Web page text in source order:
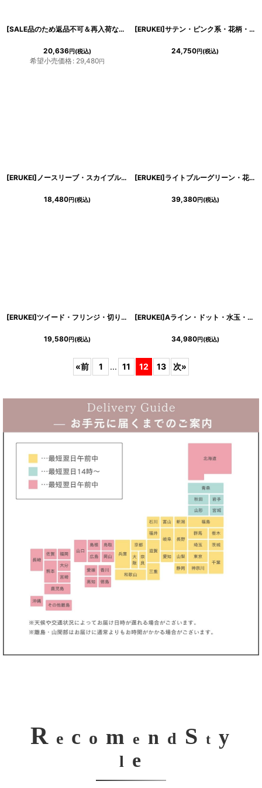
[SALE品のため返品不可＆再入荷なしの現品限り][ERUKEI Settan]フラワー総レース・フロントフリル・デコルテシースルー・オープンショルダー・ミディアムドレス・ワンピース[黒木麗奈着用]《送料＆代引き手数料無料》
20,636円(税込)
希望小売価格: 29,480円
[ERUKEI]サテン・ピンク系・花柄・プリント・ノースリーブ・Aライン・ハイウエスト・ロングドレス[黒木麗奈着用]《送料＆代引き手数料無料》
24,750円(税込)
[ERUKEI]ノースリーブ・スカイブルー×ホワイト・バイカラー・ペプラム・ミニドレス・ワンピース[山崎みどり着用][送料無料]mybklu
18,480円(税込)
[ERUKEI]ライトブルーグリーン・花柄・シフォン・ティアードフリル・半袖・Aライン・膝丈・ミディアムドレス・ワンピース[黒木麗奈着用]《送料＆代引き手数料無料》
39,380円(税込)
[ERUKEI]ツイード・フリンジ・切り替えライン・ノースリーブ・Aライン・ミニドレス・ワンピース[渚・MIRIN・山崎みどり着用][送料無料]mynv
19,580円(税込)
[ERUKEI]Aライン・ドット・水玉・フリル・ティアード・ブラック・長袖・ミディアムドレス・ワンピース[MIRIN着用]《送料＆代引き手数料無料》
34,980円(税込)
«前 1 ... 11 12 13 次»
R e c o m e n d S t y
l e